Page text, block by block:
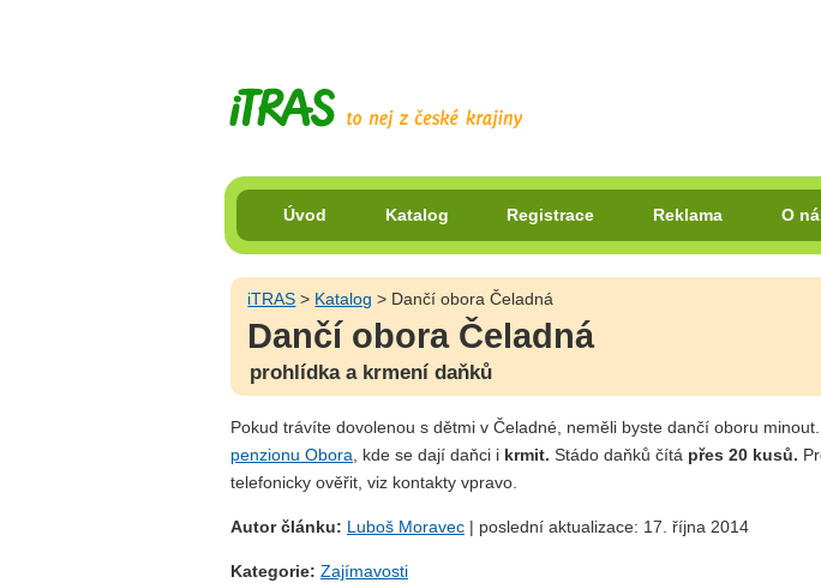
Úvod Katalog Registrace Reklama O
iTRAS > Katalog > Dančí obora Čeladná
Dančí obora Čeladná
prohlídka a krmení daňků
Pokud trávíte dovolenou s dětmi v Čeladné, neměli byste dančí oboru
penzionu Obora , kde se dají daňci i krmit. Stádo daňků čítá přes 20 kusů.
telefonicky ověřit, viz kontakty vpravo.
Autor článku: Luboš Moravec | poslední aktualizace: 17. října 2014
Kategorie: Zajímavosti